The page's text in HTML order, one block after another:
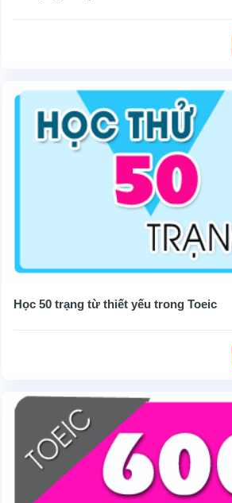
Học 50 trạng từ thiết yếu trong Toeic